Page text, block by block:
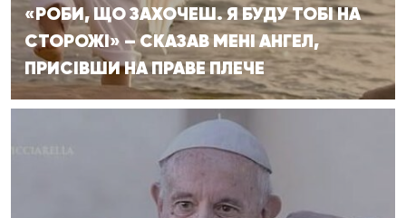
«РОБИ, ЩО ЗАХОЧЕШ. Я БУДУ ТОБІ НА
СТОРОЖІ» – СКАЗАВ МЕНІ АНГЕЛ,
ПРИСІВШИ НА ПРАВЕ ПЛЕЧЕ